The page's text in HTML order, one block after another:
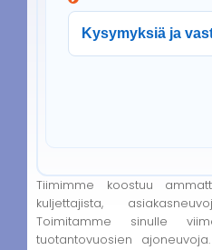
Kysymyksiä ja
Tiimimme koostuu
kuljettajista,
Toimitamme sinulle
tuotantovuosien